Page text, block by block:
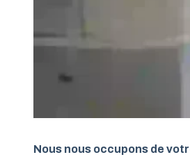
Nous nous occupons de